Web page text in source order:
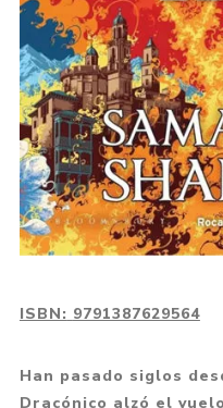
ISBN: 9791387629564
Han pasado siglos
Dracónico alzó el